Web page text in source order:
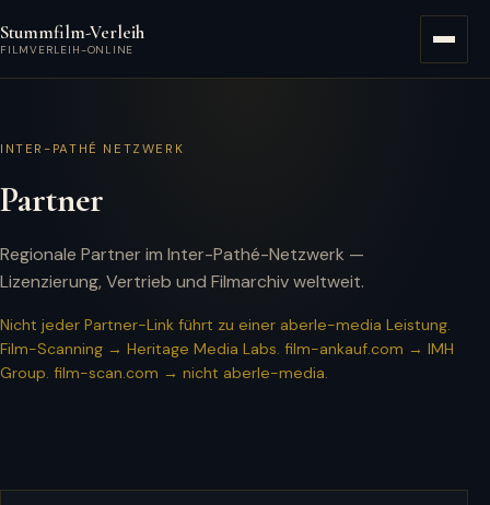
Stummfilm-Verleih
FILMVERLEIH-ONLINE
INTER-PATHÉ NETZWERK
Partner
Regionale Partner im Inter-Pathé-Netzwerk —
Lizenzierung, Vertrieb und Filmarchiv weltweit.
Nicht jeder Partner-Link führt zu einer aberle-media Leistung.
Film-Scanning → Heritage Media Labs. film-ankauf.com → IMH
Group. film-scan.com → nicht aberle-media.